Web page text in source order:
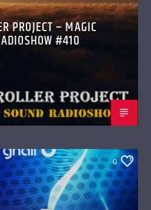
PROJECT – MAGIC
#410
0